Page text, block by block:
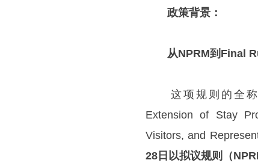
政策背景：
从NPRM到 Final
这项规则的全称是
Extension of Stay
Visitors, and
28日以拟议规则（